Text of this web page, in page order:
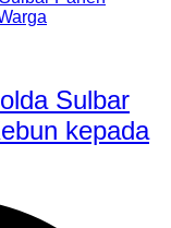
Sulbar
kepada